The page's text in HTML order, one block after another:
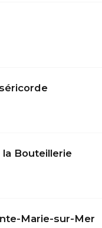
Bouteillerie
Marie-sur-Mer